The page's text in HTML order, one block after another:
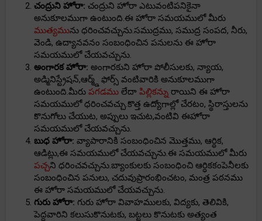
చంద్రుని హోరా: చంద్రుని హోరా ఎటువంటిపనికైనా
అనుకూలముగా ఉంటుంది.ఈ హోరా సమయములో మీరు
ముత్యమును ధరించవచ్చును.సముద్రము, సముద్ర సంపద, నీరు,
వెండి, ఉద్యానవనం సంబంధించిన పనులను ఈ హోరా
సమయములో చేయవచ్చును.
అంగారక హోరా: అంగారకుని హోరా పోలీసులకు, న్యాయ,
అడ్మినిస్ట్రేషన్,ఆర్మ్డ్ ఫోర్స్ వంటివారికి అనుకూలముగా
ఉంటుంది.మీరు పగడము లేదా పిల్లికన్ను రాయిని ఈ హోరా
సమయములో ధరించవచ్చు.కొత్త ఉద్యోగాల్లో చేరటం, స్థిరాస్తులను
కొనుగోలు చేయుట, అప్పులు ఇచుట,వంటివి ఈహోరా
సమయములో చేయవచ్చును.
బుధ హోరా: వ్యాపారానికి సంబంధించిన మొత్తము, ఆర్ధిక,
ఆడిట్లు,ఈ సమయములో చేయవచ్చును.ఈ సమయములో మీరు
పచ్చని ధరించవచ్చును.బ్యాంకులకు సంబంధించి ఆర్ధికకంపెనీలకు
సంబంధించిన పనులు, చదువుప్రారంభించటం, మంత్ర పఠనము
ఈ హోరా సమయములో చేయవచ్చును.
గురు హోరా: గురు హోరా వివాహములకు, విద్యకు, తెలివికి,
పెద్దవారిని కలుసుకొనుటకు, బట్టలు కొనుటకు అత్యంత